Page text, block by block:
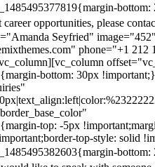
opportunities, please
Seyfried"
phone="+1 212
bottom: 30px
top: -5px
top-style: solid